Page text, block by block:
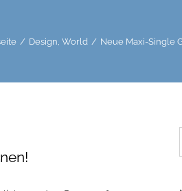
/ Design World / Neue Maxi-Single